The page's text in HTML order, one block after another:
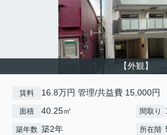
【外観】
賃料 16.8万円 管理/共益費 15,000円
面積 40.25㎡ 間取り
築年数 築2年 所在階